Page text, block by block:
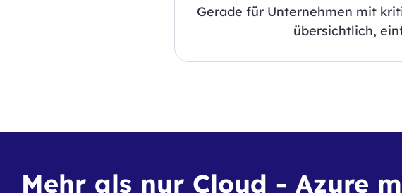
Gerade für Unternehmen mit
übersichtlich,
Mehr als nur Cloud - Azure